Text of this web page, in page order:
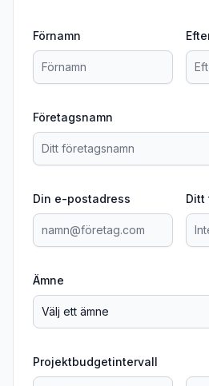
Förnamn
Företagsnamn
Din e-postadress Ditt
Ämne
Projektbudgetintervall